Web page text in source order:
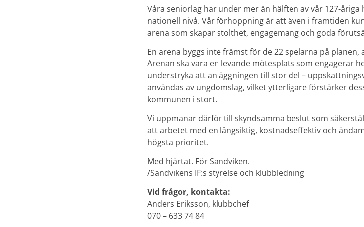
Våra seniorlag har under mer än hälften av vår 127-
nationell nivå. Vår förhoppning är att även i framtiden
arena som skapar stolthet, engagemang och goda
En arena byggs inte främst för de 22 spelarna på
Arenan ska vara en levande mötesplats som engagerar
understryka att anläggningen till stor del –
användas av ungdomslag, vilket ytterligare förstärker
kommunen i stort.
Vi uppmanar därför till skyndsamma beslut som
att arbetet med en långsiktig, kostnadseffektiv och
högsta prioritet.
Med hjärtat. För Sandviken.
/Sandvikens IF:s styrelse och klubbledning
Vid frågor, kontakta:
Anders Eriksson, klubbchef
070 – 633 74 84